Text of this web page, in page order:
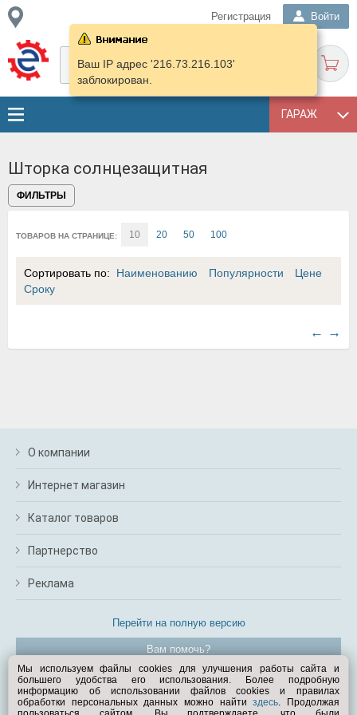
Регистрация Войти
ГАРАЖ
Ваш IP адрес '216.73.216.103'
заблокирован.
Шторка солнцезащитная
ФИЛЬТРЫ
ТОВАРОВ НА СТРАНИЦЕ: 10 20 50 100
Сортировать по: Наименованию Популярности
Цене
Сроку
← →
О компании
Интернет магазин
Каталог товаров
Партнерство
Реклама
Перейти на полную версию
Вам помочь?
© Exist.ru 1998—2026
Мы используем файлы cookies для улучшения работы сайта и
большего удобства его использования. Более подробную
информацию об использовании файлов cookies и правилах
обработки персональных данных можно найтиздесь. Продолжая